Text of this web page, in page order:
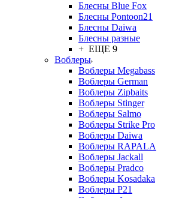
Блесны Blue Fox
Блесны Pontoon21
Блесны Daiwa
Блесны разные
+ ЕЩЕ 9
Воблеры
Воблеры Megabass
Воблеры German
Воблеры Zipbaits
Воблеры Stinger
Воблеры Salmo
Воблеры Strike Pro
Воблеры Daiwa
Воблеры RAPALA
Воблеры Jackall
Воблеры Pradco
Воблеры Kosadaka
Воблеры P21